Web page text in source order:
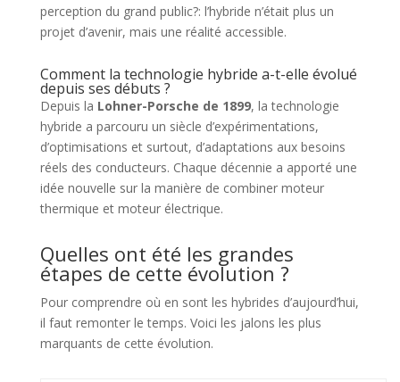
perception du grand public?: l’hybride n’était plus un
projet d’avenir, mais une réalité accessible.
Comment la technologie hybride a-t-elle évolué
depuis ses débuts ?
Depuis la Lohner-Porsche de 1899, la technologie
hybride a parcouru un siècle d’expérimentations,
d’optimisations et surtout, d’adaptations aux besoins
réels des conducteurs. Chaque décennie a apporté une
idée nouvelle sur la manière de combiner moteur
thermique et moteur électrique.
Quelles ont été les grandes
étapes de cette évolution ?
Pour comprendre où en sont les hybrides d’aujourd’hui,
il faut remonter le temps. Voici les jalons les plus
marquants de cette évolution.